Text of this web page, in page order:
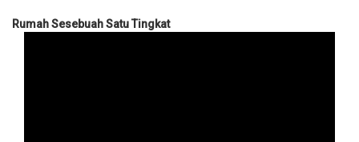
Rumah Sesebuah Satu Tingkat